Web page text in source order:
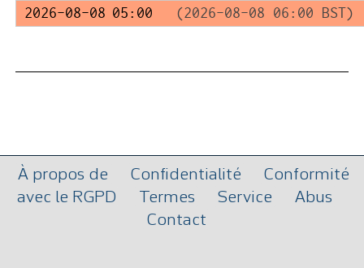
2026-08-08 05:00
(2026-08-08 06:00 BST)
À propos de Confidentialité
Conformité
avec le RGPD
Termes Service
Abus
Contact